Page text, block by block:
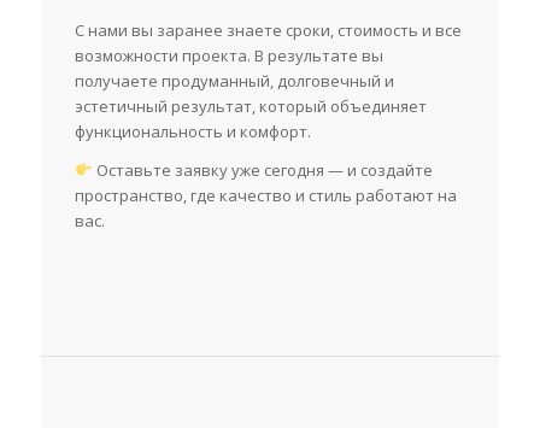
С нами вы заранее знаете сроки, стоимость и все
возможности проекта. В результате вы
получаете продуманный, долговечный и
эстетичный результат, который объединяет
функциональность и комфорт.
Оставьте заявку уже сегодня — и создайте
пространство, где качество и стиль работают на
вас.